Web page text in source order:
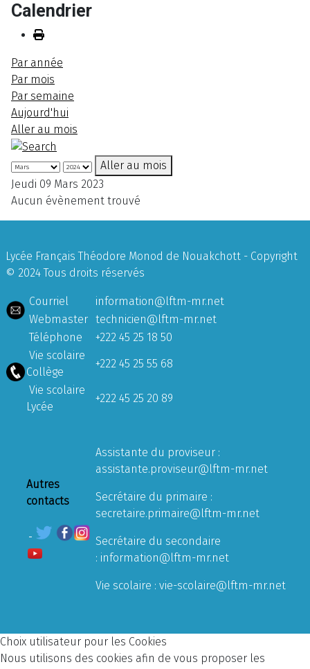
Calendrier
Par année
Par mois
Par semaine
Aujourd'hui
Aller au mois
Aller au mois
Jeudi 09 Mars 2023
Aucun évènement trouvé
Lycée Français Théodore Monod de Nouakchott - Copyright
© 2024 Tous droits réservés
Courriel
information@lftm-mr.net
Webmaster technicien@lftm-mr.net
Téléphone
+222 45 25 18 50
Vie scolaire
Collège
+222 45 25 55 68
Vie scolaire
Lycée
+222 45 25 20 89
Autres
contacts
Assistante du proviseur :
assistante.proviseur@lftm-mr.net
Secrétaire du primaire :
secretaire.primaire@lftm-mr.net
Secrétaire du secondaire
: information@lftm-mr.net
Vie scolaire : vie-scolaire@lftm-mr.net
Choix utilisateur pour les Cookies
Nous utilisons des cookies afin de vous proposer les